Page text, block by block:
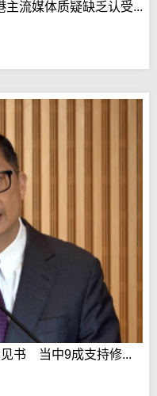
流媒体质疑缺乏认受...
见书 当中9成支持修...